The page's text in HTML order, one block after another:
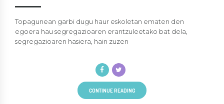
Topagunean garbi dugu haur eskoletan ematen den
egoera hau segregazioaren erantzuleetako bat dela,
segregazioaren hasiera, hain zuzen
CONTINUE READING